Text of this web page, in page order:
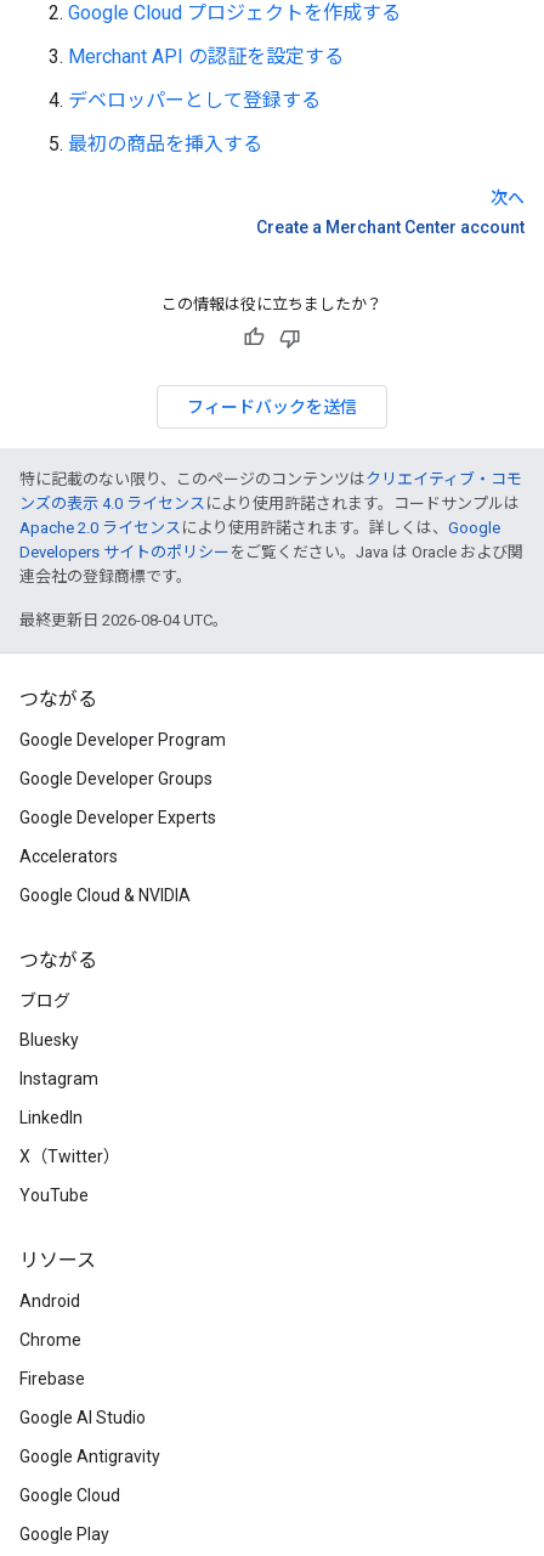
Google Cloud プロジェクトを作成する
Merchant API の認証を設定する
デベロッパーとして登録する
最初の商品を挿入する
次へ
Create a Merchant Center account
この情報は役に立ちましたか？
フィードバックを送信
特に記載のない限り、このページのコンテンツはクリエイティブ・コモ
ンズの表示 4.0 ライセンス により使用許諾されます。コードサンプルは
Apache 2.0 ライセンス により使用許諾されます。詳しくは、 Google
Developers サイトのポリシー をご覧ください。Java は Oracle および関
連会社の登録商標です。
最終更新日 2026-08-04 UTC。
つながる
Google Developer Program
Google Developer Groups
Google Developer Experts
Accelerators
Google Cloud & NVIDIA
つながる
ブログ
Bluesky
Instagram
LinkedIn
X（Twitter）
YouTube
リソース
Android
Chrome
Firebase
Google AI Studio
Google Antigravity
Google Cloud
Google Play